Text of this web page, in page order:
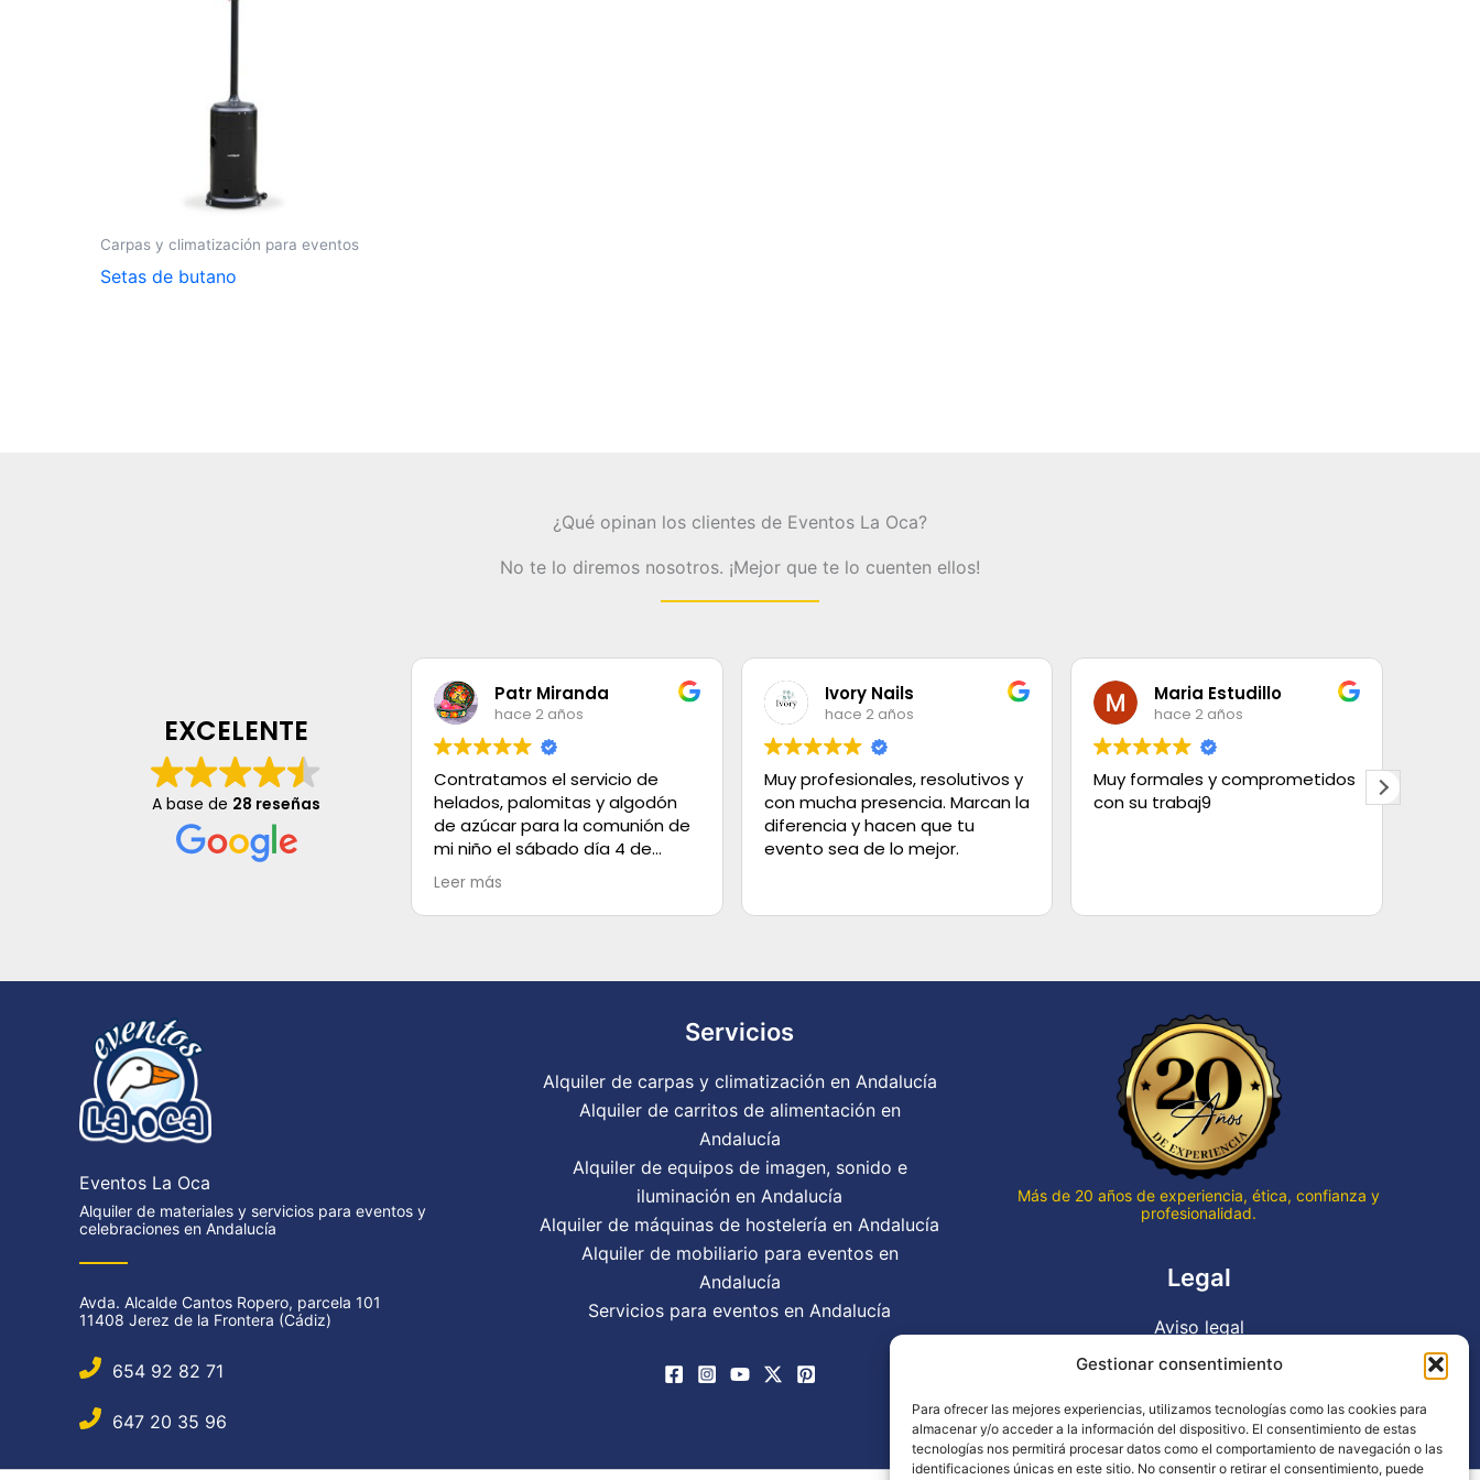
Gestionar consentimiento
Para ofrecer las mejores experiencias, utilizamos tecnologías como las cookies para
almacenar y/o acceder a la información del dispositivo. El consentimiento de estas
tecnologías nos permitirá procesar datos como el comportamiento de navegación o las
identificaciones únicas en este sitio. No consentir o retirar el consentimiento, puede
Carpas y climatización para eventos
Setas de butano
¿Qué opinan los clientes de Eventos La Oca?
No te lo diremos nosotros. ¡Mejor que te lo cuenten ellos!
EXCELENTE
A base de 28 reseñas
Patr Miranda
hace 2 años
Contratamos el servicio de
helados, palomitas y algodón
de azúcar para la comunión de
mi niño el sábado día 4 de
mayo, solo decir que el servicio
es Excelente, los helados super
buenos, el trato es de 100.
Leer más
Ivory Nails
hace 2 años
Muy profesionales, resolutivos y
con mucha presencia. Marcan la
diferencia y hacen que tu
evento sea de lo mejor.
Maria Estudillo
hace 2 años
Muy formales y comprometidos
con su trabaj9
que
Eventos La Oca
Alquiler de materiales y servicios para eventos y
celebraciones en Andalucía
Avda. Alcalde Cantos Ropero, parcela 101
11408 Jerez de la Frontera (Cádiz)
654 92 82 71
647 20 35 96
Servicios
Alquiler de carpas y climatización en Andalucía
Alquiler de carritos de alimentación en
Andalucía
Alquiler de equipos de imagen, sonido e
iluminación en Andalucía
Alquiler de máquinas de hostelería en Andalucía
Alquiler de mobiliario para eventos en
Andalucía
Servicios para eventos en Andalucía
Más de 20 años de experiencia, ética, confianza y
profesionalidad.
Legal
Aviso legal
Política de privacidad
Política de cookies (UE)